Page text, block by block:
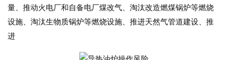
量、推动火电厂和自备电厂煤改气、淘汰改造燃煤锅炉等燃烧
设施、淘汰生物质锅炉等燃烧设施、推进天然气管道建设、推
进